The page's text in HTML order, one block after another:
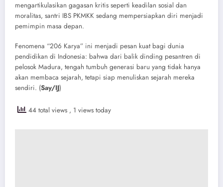
mengartikulasikan gagasan kritis seperti keadilan sosial dan
moralitas, santri IBS PKMKK sedang mempersiapkan diri menjadi
pemimpin masa depan.
​Fenomena “206 Karya” ini menjadi pesan kuat bagi dunia
pendidikan di Indonesia: bahwa dari balik dinding pesantren di
pelosok Madura, tengah tumbuh generasi baru yang tidak hanya
akan membaca sejarah, tetapi siap menuliskan sejarah mereka
sendiri. (Say/IJ)
44 total views , 1 views today